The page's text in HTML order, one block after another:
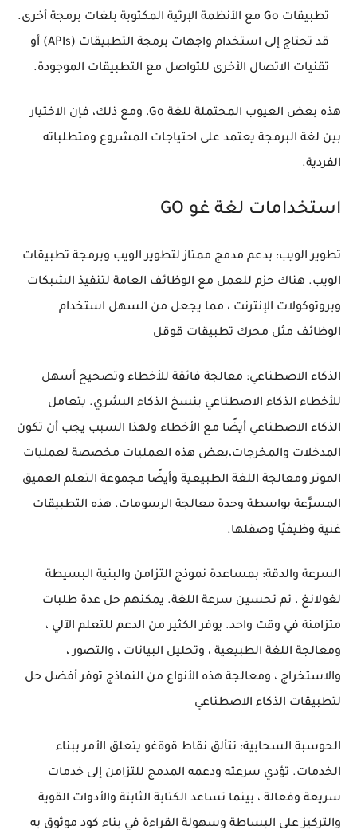
تطبيقات Go مع الأنظمة الإرثية المكتوبة بلغات برمجة أخرى.
قد تحتاج إلى استخدام واجهات برمجة التطبيقات (APIs) أو
تقنيات الاتصال الأخرى للتواصل مع التطبيقات الموجودة.
هذه بعض العيوب المحتملة للغة Go، ومع ذلك، فإن الاختيار
بين لغة البرمجة يعتمد على احتياجات المشروع ومتطلباته
الفردية.
استخدامات لغة غو GO
تطوير الويب: بدعم مدمج ممتاز لتطوير الويب وبرمجة تطبيقات
الويب. هناك حزم للعمل مع الوظائف العامة لتنفيذ الشبكات
وبروتوكولات الإنترنت ، مما يجعل من السهل استخدام
الوظائف مثل محرك تطبيقات قوقل
الذكاء الاصطناعي: معالجة فائقة للأخطاء وتصحيح أسهل
للأخطاء الذكاء الاصطناعي ينسخ الذكاء البشري. يتعامل
الذكاء الاصطناعي أيضًا مع الأخطاء ولهذا السبب يجب أن تكون
المدخلات والمخرجات،بعض هذه العمليات مخصصة لعمليات
الموتر ومعالجة اللغة الطبيعية وأيضًا مجموعة التعلم العميق
المسرَّعة بواسطة وحدة معالجة الرسومات. هذه التطبيقات
غنية وظيفيًا وصقلها.
السرعة والدقة: بمساعدة نموذج التزامن والبنية البسيطة
لغولانغ ، تم تحسين سرعة اللغة. يمكنهم حل عدة طلبات
متزامنة في وقت واحد. يوفر الكثير من الدعم للتعلم الآلي ،
ومعالجة اللغة الطبيعية ، وتحليل البيانات ، والتصور ،
والاستخراج ، ومعالجة هذه الأنواع من النماذج توفر أفضل حل
لتطبيقات الذكاء الاصطناعي
الحوسبة السحابية: تتألق نقاط قوةغو يتعلق الأمر ببناء
الخدمات. تؤدي سرعته ودعمه المدمج للتزامن إلى خدمات
سريعة وفعالة ، بينما تساعد الكتابة الثابتة والأدوات القوية
والتركيز على البساطة وسهولة القراءة في بناء كود موثوق به